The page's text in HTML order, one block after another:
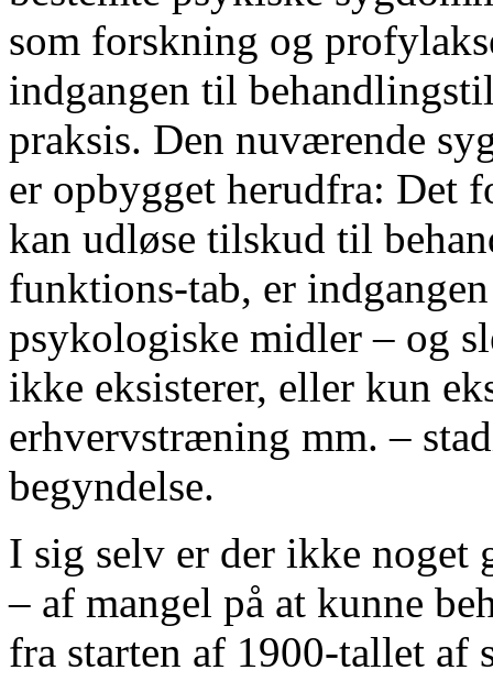
som forskning og
indgangen til
praksis. Den nuværende
er opbygget herudfra: Det
kan udløse tilskud til
funktions-tab, er
psykologiske midler – og
ikke eksisterer, eller kun
erhvervstræning mm. –
begyndelse.
I sig selv er der ikke noget
– af mangel på at kunne
fra starten af 1900-tallet af